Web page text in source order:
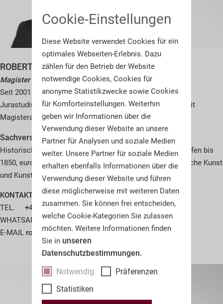
ROBERT WEIS
Magister Artium (M.A.)
Seit 2001 bei Hermann Historica als Experte tätig. M.A.,
Jurastudium in München, Studium der Kunstgeschichte mit
Magisterabschluss.
Sachverständiger für:
Historische Blankwaffen vor 1800, historische Schusswaffen bis
1850, europäische Harnische und Rüstungsteile, europäische Kunst
und Kunsthandwerk
KONTAKT
TEL.+49 - 89 - 547 26 49-321
WHATSAPP +49 155 666 114 01
E-MAIL robert.weis(at)hermann-historica.com
Cookie-Einstellungen
Diese Website verwendet Cookies für ein
optimales Webseiten-Erlebnis. Dazu
zählen für den Betrieb der Website
notwendige Cookies, Cookies für
anonyme Statistikzwecke sowie Cookies
für Komforteinstellungen. Weiterhin
geben wir Informationen über die
Verwendung dieser Website an unsere
Partner für Analysen und soziale Medien
weiter. Unsere Partner für soziale Medien
erhalten ebenfalls Informationen über die
Verwendung dieser Website und führen
diese möglicherweise mit weiteren Daten
zusammen. Sie können frei entscheiden,
welche Cookie-Kategorien Sie zulassen
möchten. Weitere Informationen finden
Sie in unseren
Datenschutzbestimmungen.
Notwendig
Präferenzen
Statistiken